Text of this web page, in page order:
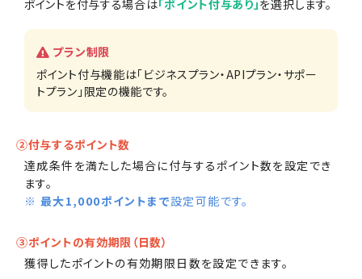
ポイントを付与する場合は「ポイント付与あり」を選択します。
プラン制限
ポイント付与機能は「ビジネスプラン・APIプラン・サポー
トプラン」限定の機能です。
②付与するポイント数
達成条件を満たした場合に付与するポイント数を設定でき
ます。
※ 最大1,000ポイントまで設定可能です。
③ポイントの有効期限（日数）
獲得したポイントの有効期限日数を設定できます。